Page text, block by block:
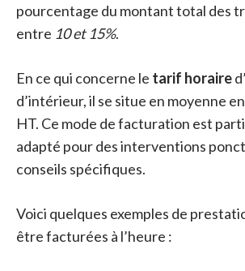
pourcentage du montant total des
entre 10 et 15%.
En ce qui concerne le tarif horaire
d’intérieur, il se situe en moyenne
HT. Ce mode de facturation est
adapté pour des interventions
conseils spécifiques.
Voici quelques exemples de
être facturées à l’heure :